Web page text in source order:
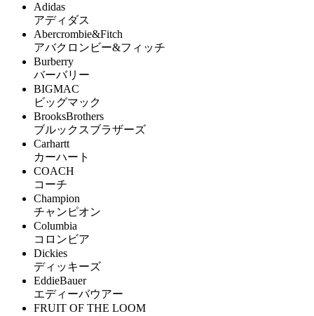
Adidas
アディダス
Abercrombie&Fitch
アバクロンビー&フィッチ
Burberry
バーバリー
BIGMAC
ビッグマック
BrooksBrothers
ブルックスブラザーズ
Carhartt
カーハート
COACH
コーチ
Champion
チャンピオン
Columbia
コロンビア
Dickies
ディッキーズ
EddieBauer
エディーバウアー
FRUIT OF THE LOOM